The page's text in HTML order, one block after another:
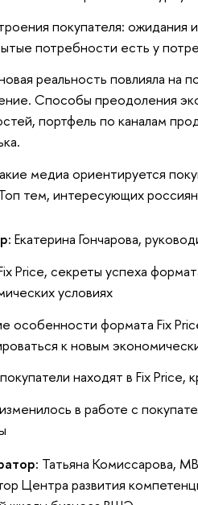
покупателя: ожидания
потребности есть у
реальность повлияла на
Способы преодоления
портфель по каналам
медиа ориентируется
тем, интересующих
Екатерина Гончарова,
Price, секреты успеха
условиях
особенности формата Fix
к новым
находят в Fix Price,
в работе с
Татьяна Комиссарова,
Центра развития